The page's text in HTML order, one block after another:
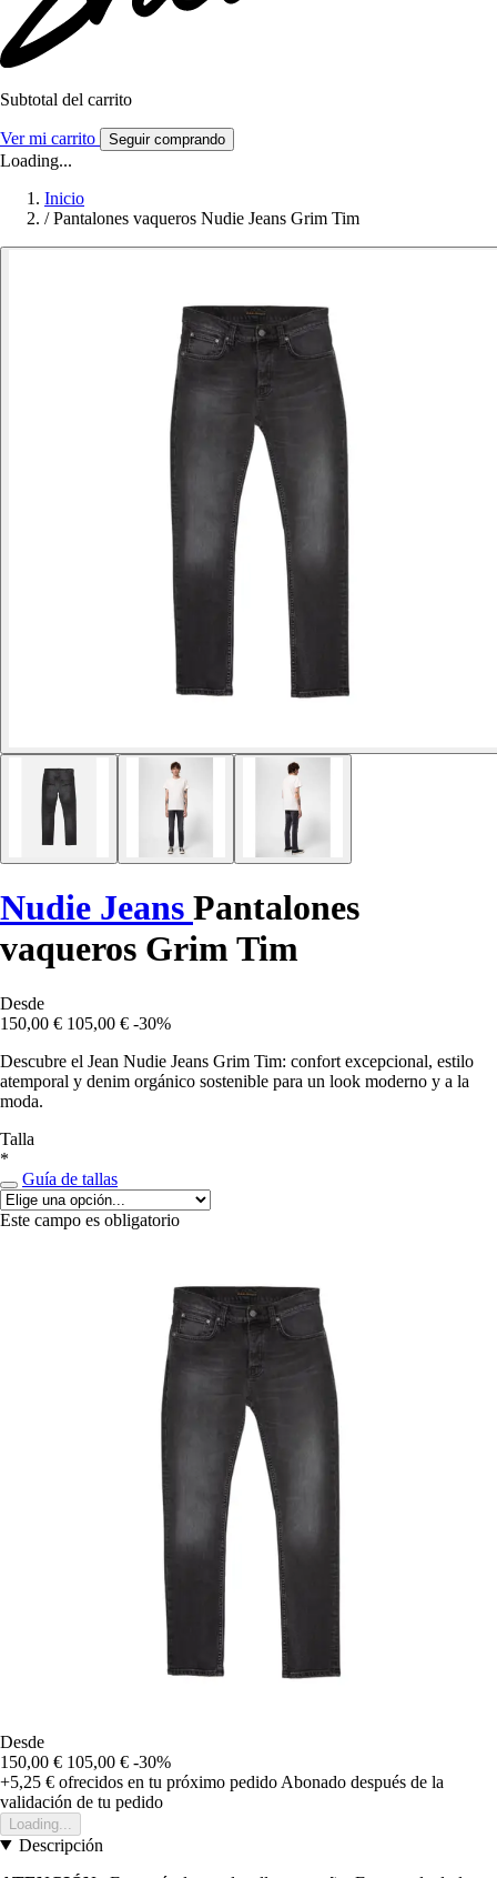
Subtotal del carrito
Ver mi carrito Seguir comprando
Loading...
Inicio
/ Pantalones vaqueros Nudie Jeans Grim Tim
Nudie Jeans Pantalones
vaqueros Grim Tim
Desde
150,00 € 105,00 € -30%
Descubre el Jean Nudie Jeans Grim Tim: confort excepcional, estilo
atemporal y denim orgánico sostenible para un look moderno y a la
moda.
Talla
*
Guía de tallas
Este campo es obligatorio
Desde
150,00 € 105,00 € -30%
+5,25 € ofrecidos en tu próximo pedido Abonado después de la
validación de tu pedido
Loading...
Descripción